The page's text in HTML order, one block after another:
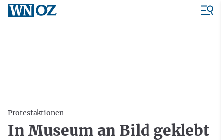
Protestaktionen
In Museum an Bild geklebt